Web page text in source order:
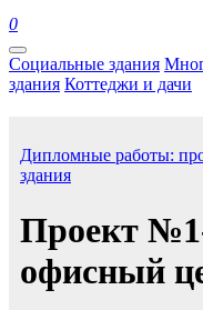
0
Социальные здания
здания Коттеджи и дачи
Дипломные работы:
здания
Проект
офисный